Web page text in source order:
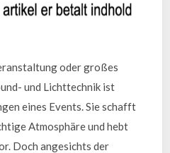
oder großes
und Lichttechnik ist
eines Events. Sie schafft
Atmosphäre und hebt
Doch angesichts der